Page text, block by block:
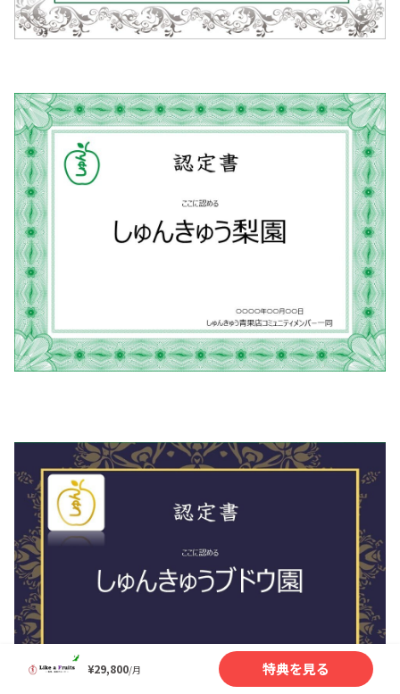
¥29,800/月 特典を見る